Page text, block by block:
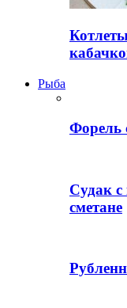
Рыба
Форель
Судак
сметане